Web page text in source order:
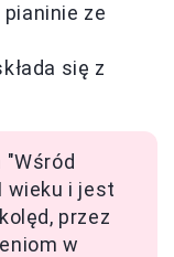
ze
się z
wieku i jest
przez
w